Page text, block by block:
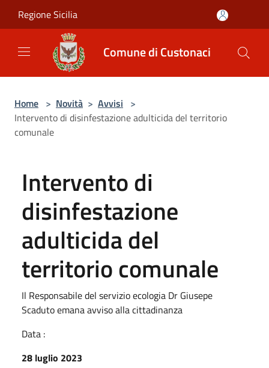
Regione Sicilia
Comune di Custonaci
Home > Novità > Avvisi >
Intervento di disinfestazione adulticida del territorio
comunale
Intervento di
disinfestazione
adulticida del
territorio comunale
Il Responsabile del servizio ecologia Dr Giusepe
Scaduto emana avviso alla cittadinanza
Data :
28 luglio 2023